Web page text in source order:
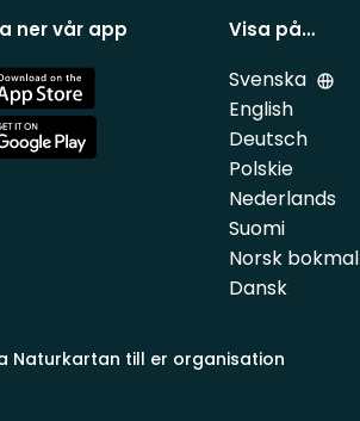
ner vår app Visa på…
Svenska
English
Deutsch
Polskie
Nederlands
Suomi
Norsk bokmal
Dansk
Naturkartan till er organisation